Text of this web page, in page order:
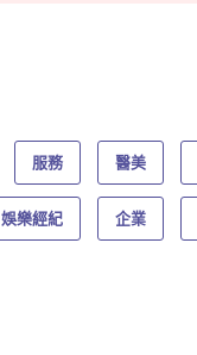
服務 醫美
娛樂經紀 企業